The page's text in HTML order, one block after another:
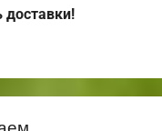
доставки!